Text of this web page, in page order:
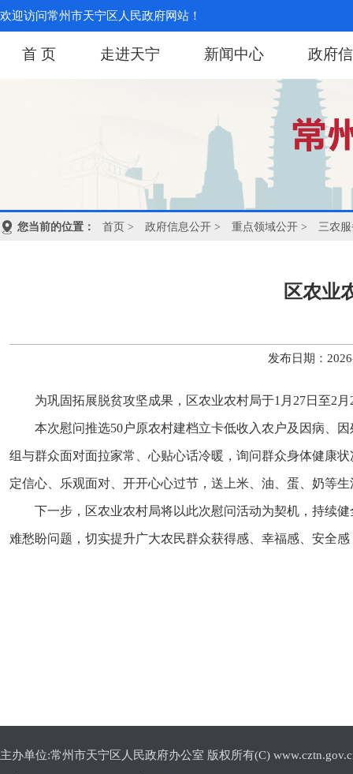
欢迎访问常州市天宁区人民政府网站！
首 页 走进天宁 新闻中心 政府
您当前的位置： 首页 > 政府信息公开 > 重点领域公开 > 三农
区农业
发布日期：
为巩固拓展脱贫攻坚成果，区农业农村局于1 月 27日至2 月
本次慰问推选50户原农村建档立卡低收入农户及 因病、因
组与群众面对面拉家常、心贴心话冷暖，询问群众身体健康
定信心、乐观面对、开开心心过节，送上米、油、蛋、奶等
下一步，区农业农村局将以此次慰问活动为契机，持续
难愁盼问题，切实提升广大农民群众获得感、幸福感、安全感
主办单位:常州市天宁区人民政府办公室 版权所有(C)